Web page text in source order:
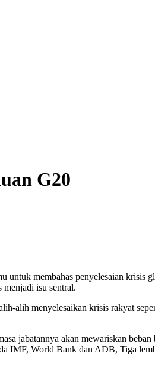
G20
membahas penyelesaian krisis
isu sentral.
alih menyelesaikan krisis rakyat
jabatannya akan mewariskan
IMF, World Bank dan ADB, Tiga